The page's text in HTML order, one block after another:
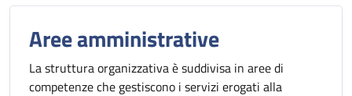
Aree amministrative
La struttura organizzativa è suddivisa in aree di
competenze che gestiscono i servizi erogati alla